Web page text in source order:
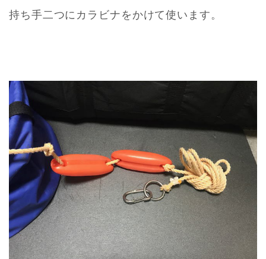
持ち手二つにカラビナをかけて使います。